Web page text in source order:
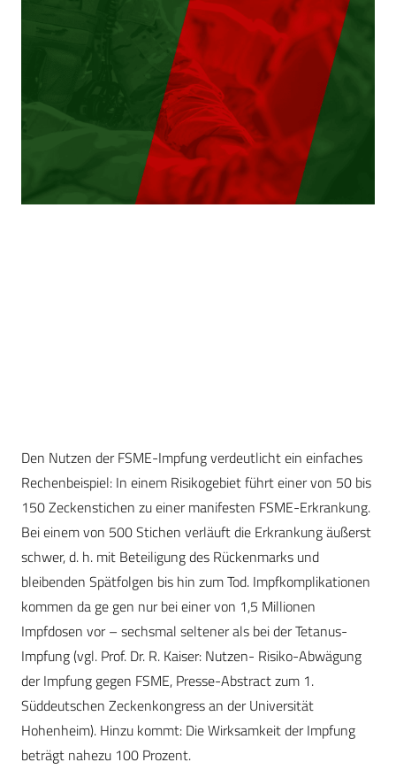
Den Nutzen der FSME-Impfung verdeutlicht ein einfaches
Rechenbeispiel: In einem Risikogebiet führt einer von 50 bis
150 Zeckenstichen zu einer manifesten FSME-Erkrankung.
Bei einem von 500 Stichen verläuft die Erkrankung äußerst
schwer, d. h. mit Beteiligung des Rückenmarks und
bleibenden Spätfolgen bis hin zum Tod. Impfkomplikationen
kommen da ge gen nur bei einer von 1,5 Millionen
Impfdosen vor – sechsmal seltener als bei der Tetanus-
Impfung (vgl. Prof. Dr. R. Kaiser: Nutzen- Risiko-Abwägung
der Impfung gegen FSME, Presse-Abstract zum 1.
Süddeutschen Zeckenkongress an der Universität
Hohenheim). Hinzu kommt: Die Wirksamkeit der Impfung
beträgt nahezu 100 Prozent.